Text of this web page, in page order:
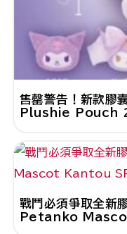
售罄警告！新款膠
Plushie Pouch 2
戰鬥必須爭取全新
Petanko Mascot